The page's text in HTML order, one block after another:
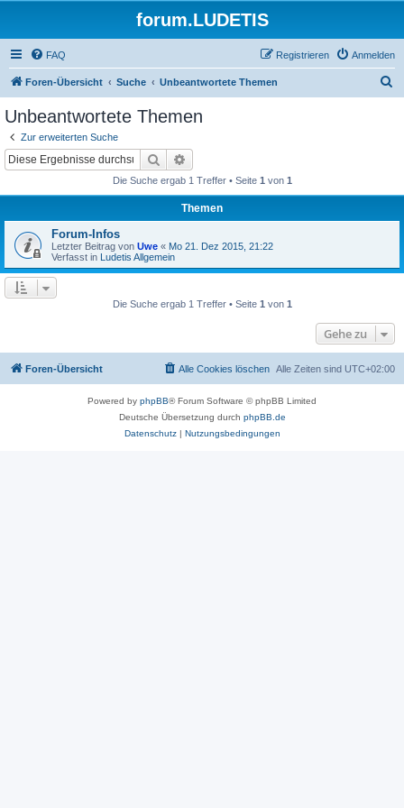
forum.LUDETIS
FAQ Anmelden
Registrieren
Foren-Übersicht Suche Unbeantwortete Themen
Unbeantwortete Themen
Zur erweiterten Suche
Suche
Die Suche ergab 1 Treffer • Seite 1 von 1
Themen
Forum-Infos
Letzter Beitrag von Uwe « Mo 21. Dez 2015, 21:22
Verfasst in Ludetis Allgemein
Die Suche ergab 1 Treffer • Seite 1 von 1
Gehe zu
Foren-Übersicht Alle Zeiten sind UTC+02:00
Alle Cookies löschen
Powered by phpBB® Forum Software © phpBB Limited
Deutsche Übersetzung durch phpBB.de
Datenschutz| Nutzungsbedingungen